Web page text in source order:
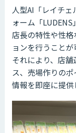
人型AI「レイチ
ォーム「
店長の特性や性
ョンを行うことが
それにより、店
ス、売場作りの
情報を即座に提供